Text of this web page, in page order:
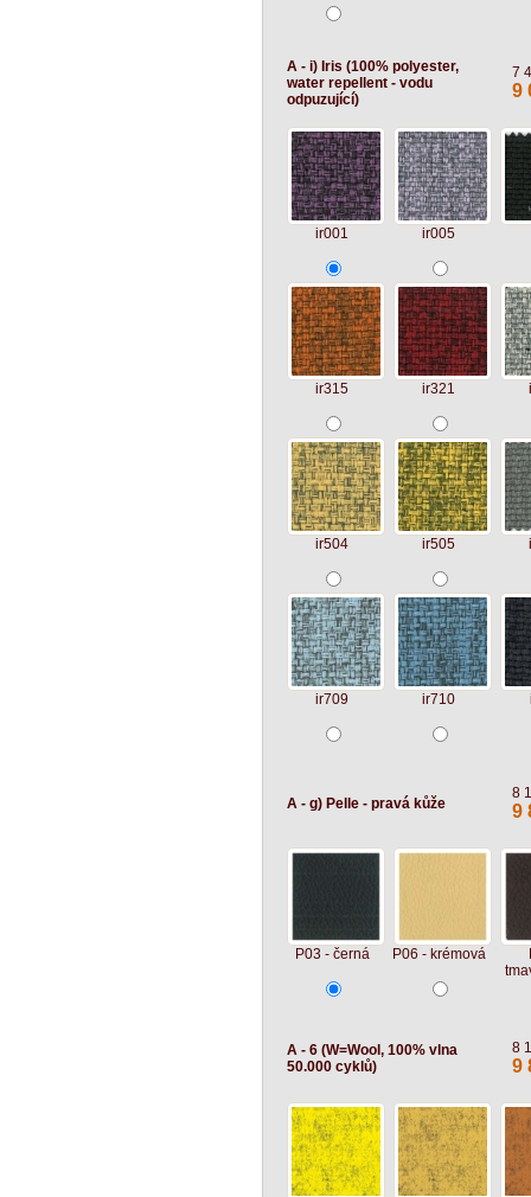
A - i) Iris (100% polyester,
water repellent - vodu
odpuzující)
7
9
ir001 ir005
ir315 ir321
ir504 ir505
ir709 ir710
A - g) Pelle - pravá kůže
8
9
P03 - černá P06 - krémová
A - 6 (W=Wool, 100% vlna
50.000 cyklů)
8
9